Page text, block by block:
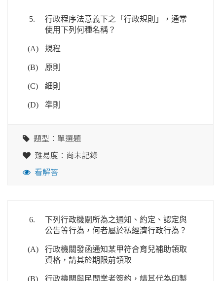
5.
行政程序法意義下之「行政規則」，通常
使用下列何種名稱？
(A) 規程
(B) 原則
(C) 細則
(D) 準則
題型：單選題
難易度：尚未記錄
看解答
6.
下列行政機關所為之通知、約定、認定與
公告等行為，何者屬於私經濟行政行為？
(A)
行政機關發函通知某甲符合育兒補助領取
資格，請其於期限前領取
(B) 行政機關與民間業者簽約，請其代為印製